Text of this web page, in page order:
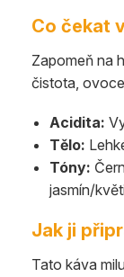
Co čekat
Zapomeň na
čistota,
Acidita:
Tělo:
Tóny:
jasmín/
Jak ji
Tato káva